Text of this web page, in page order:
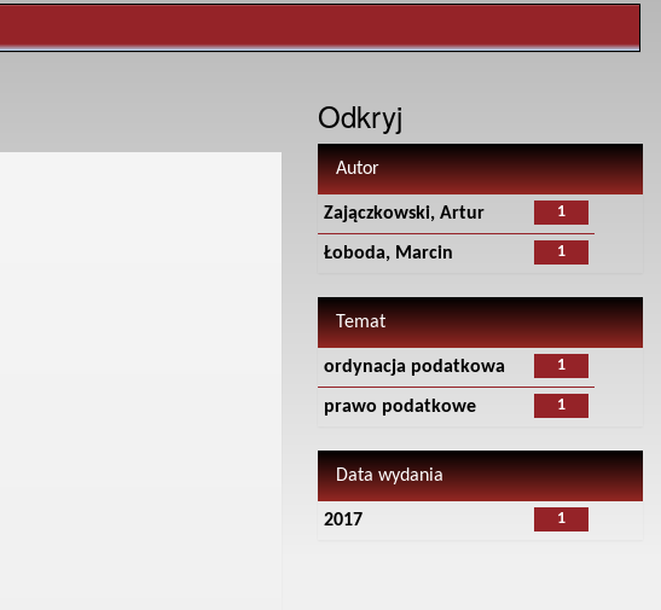
Odkryj
Autor
1
Zajączkowski, Artur
1
Łoboda, Marcin
Temat
1
ordynacja podatkowa
1
prawo podatkowe
Data wydania
1
2017